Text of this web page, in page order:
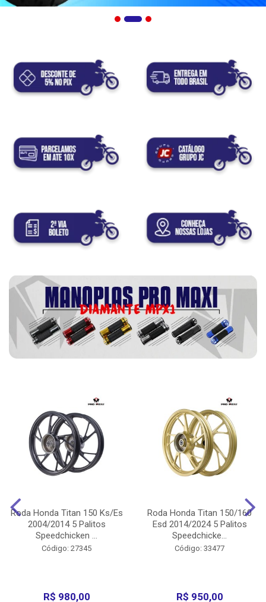
Roda Honda Titan 150 Ks/Es
2004/2014 5 Palitos
Speedchicken ...
Código: 27345
R$ 980,00
Roda Honda Titan 150/160
Esd 2014/2024 5 Palitos
Speedchicke...
Código: 33477
R$ 950,00